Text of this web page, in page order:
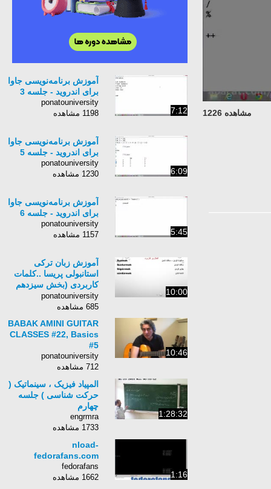
مشاهده 1226 7:12
آموزش برنامه‌نویسی جاوا
برای اندروید - جلسه 3
ponatouniversity
1198 مشاهده
6:09
آموزش برنامه‌نویسی جاوا
برای اندروید - جلسه 5
ponatouniversity
1230 مشاهده
5:45
آموزش برنامه‌نویسی جاوا
برای اندروید - جلسه 6
ponatouniversity
1157 مشاهده
10:00
آموزش زبان ترکی
استانبولی پریسا ..کلمات
کاربردی (بخش سیزدهم
افعال مهم و پرکاربرد
زبان ترکی)
ponatouniversity
685 مشاهده
10:46
BABAK AMINI GUITAR
CLASSES #22, Basics
#5
ponatouniversity
712 مشاهده
1:28:32
المپیاد فیزیک ، سینماتیک (
حرکت شناسی ) جلسه
چهارم
engrmra
1733 مشاهده
1:16
nload-
fedorafans.com
fedorafans
1662 مشاهده